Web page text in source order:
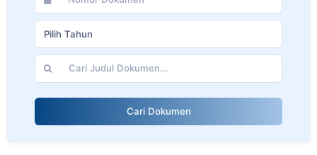
Pilih Tahun
Cari Dokumen